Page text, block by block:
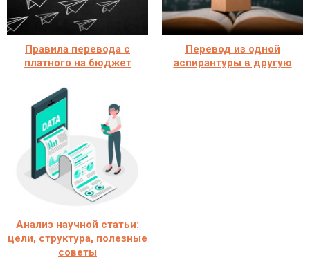
Правила перевода с
платного на бюджет
Перевод из одной
аспирантуры в другую
Анализ научной статьи:
цели, структура, полезные
советы